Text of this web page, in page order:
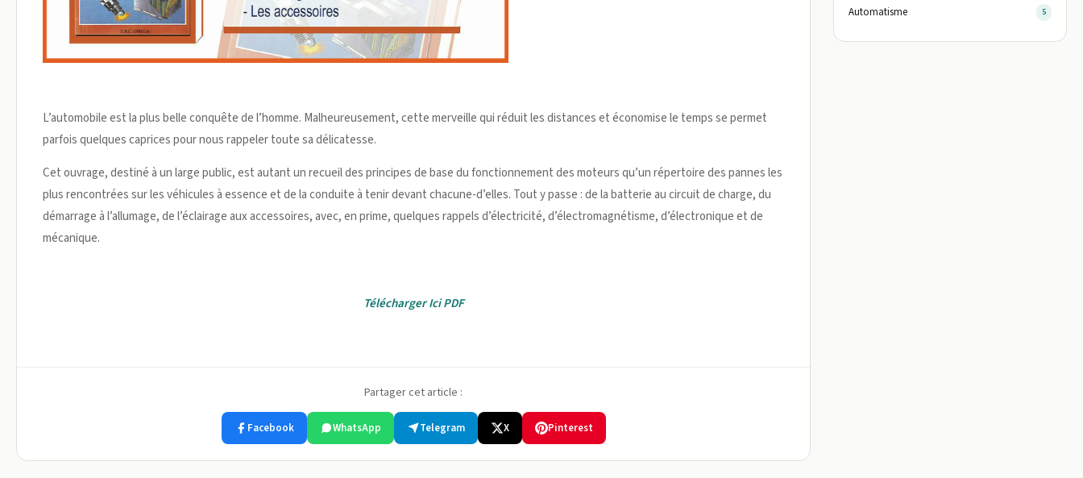
L’automobile est la plus belle conquête de l’homme. Malheureusement, cette merveille qui réduit les distances et économise le temps se permet
parfois quelques caprices pour nous rappeler toute sa délicatesse.
Cet ouvrage, destiné à un large public, est autant un recueil des principes de base du fonctionnement des moteurs qu’un répertoire des pannes les
plus rencontrées sur les véhicules à essence et de la conduite à tenir devant chacune-d’elles. Tout y passe : de la batterie au circuit de charge, du
démarrage à l’allumage, de l’éclairage aux accessoires, avec, en prime, quelques rappels d’électricité, d’électromagnétisme, d’électronique et de
mécanique.
Télécharger Ici PDF
Partager cet article :
Facebook WhatsApp Telegram X Pinterest
Automatisme 5